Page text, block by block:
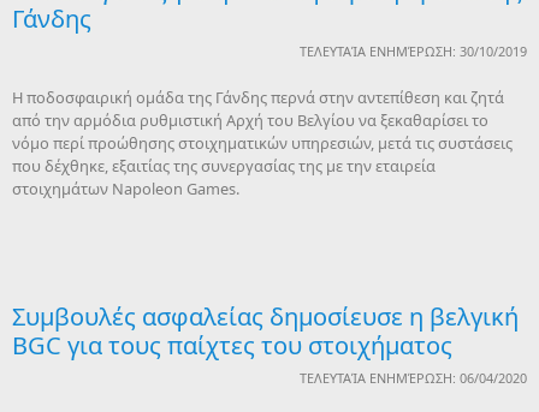
Γάνδης
ΤΕΛΕΥΤΑΊΑ ΕΝΗΜΈΡΩΣΗ: 30/10/2019
Η ποδοσφαιρική ομάδα της Γάνδης περνά στην αντεπίθεση και ζητά
από την αρμόδια ρυθμιστική Αρχή του Βελγίου να ξεκαθαρίσει το
νόμο περί προώθησης στοιχηματικών υπηρεσιών, μετά τις συστάσεις
που δέχθηκε, εξαιτίας της συνεργασίας της με την εταιρεία
στοιχημάτων Napoleon Games.
Συμβουλές ασφαλείας δημοσίευσε η βελγική
BGC για τους παίχτες του στοιχήματος
ΤΕΛΕΥΤΑΊΑ ΕΝΗΜΈΡΩΣΗ: 06/04/2020